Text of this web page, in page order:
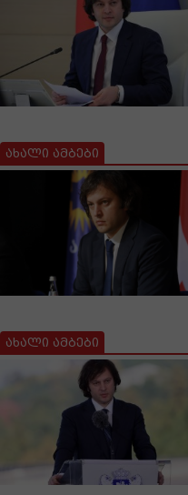
ახალი ამბები
ახალი ამბები